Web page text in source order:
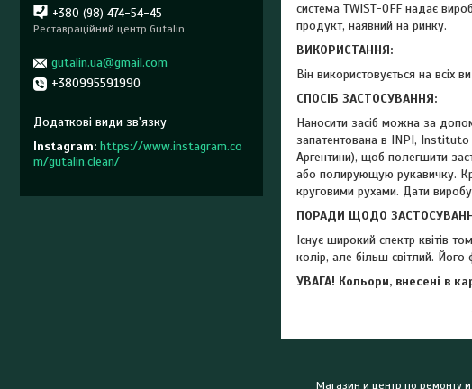
система TWIST-OFF надає
продукт, наявний на ринку.
ВИКОРИСТАННЯ:
Він використовується на всіх
СПОСІБ ЗАСТОСУВАННЯ:
Наносити засіб можна за
запатентована в INPI, Instituto
Аргентини), щоб полегшити
або полирующую рукавичку.
круговими рухами. Дати
ПОРАДИ ЩОДО
Існує широкий спектр квітів
колір, але більш світлий. Його
УВАГА! Кольори, внесені в
+380 (98) 474-54-45
Реставраційний центр Gutalin
gutalin.ua@gmail.com
+380995591990
Instagram https://www.instagram.co
m/gutalin.clean/